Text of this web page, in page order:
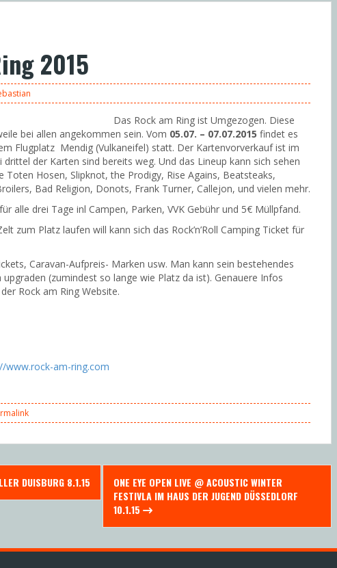
2015
Das Rock am Ring ist Umgezogen. Diese
bei allen angekommen sein. Vom 05.07. – 07.07.2015 findet es
Flugplatz Mendig (Vulkaneifel) statt. Der Kartenvorverkauf ist im
drittel der Karten sind bereits weg. Und das Lineup kann sich sehen
Toten Hosen, Slipknot, the Prodigy, Rise Agains, Beatsteaks,
Bad Religion, Donots, Frank Turner, Callejon, und vielen mehr.
alle drei Tage inl Campen, Parken, VVK Gebühr und 5€ Müllpfand.
zum Platz laufen will kann sich das Rock’n’Roll Camping Ticket für
Caravan-Aufpreis- Marken usw. Man kann sein bestehendes
(zumindest so lange wie Platz da ist). Genauere Infos
Rock am Ring Website.
www.rock-am-ring.com
DUISBURG 8.1.15
ONE EYE OPEN LIVE @ ACOUSTIC WINTER
FESTIVLA IM HAUS DER JUGEND DÜSSEDLORF
10.1.15